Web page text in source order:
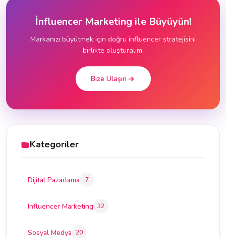
İnfluencer Marketing ile Büyüyün!
Markanızı büyütmek için doğru influencer stratejisini
birlikte oluşturalım.
Bize Ulaşın
Kategoriler
Dijital Pazarlama 7
Influencer Marketing 32
Sosyal Medya 20